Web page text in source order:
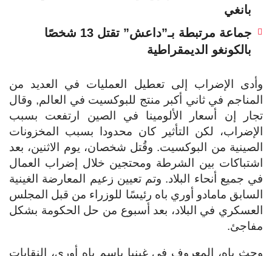
بانغي
جماعة مرتبطة بـ”داعش” تقتل 13 شخصًا
بالكونغو الديمقراطية
وأدى الإضراب إلى تعطيل العمليات في العديد من
المناجم في ثاني أكبر منتج للبوكسيت في العالم, وقال
تجار إن أسعار الألومينا في الصين ارتفعت بسبب
الإضراب، لكن التأثير كان محدودا بسبب المخزونات
الصينية من البوكسيت. وقُتل شخصان، يوم الاثنين، بعد
اشتباكات بين الشرطة ومحتجين خلال إضراب العمال
في جميع أنحاء البلاد. وتم تعيين زعيم المعارضة الغينية
السابق مامادو أوري باه رئيسًا للوزراء من قبل المجلس
العسكري في البلاد، بعد أسبوع من حل الحكومة بشكل
مفاجئ.
وحث باه، المعروف في غينيا باسم باه أوري، النقابات